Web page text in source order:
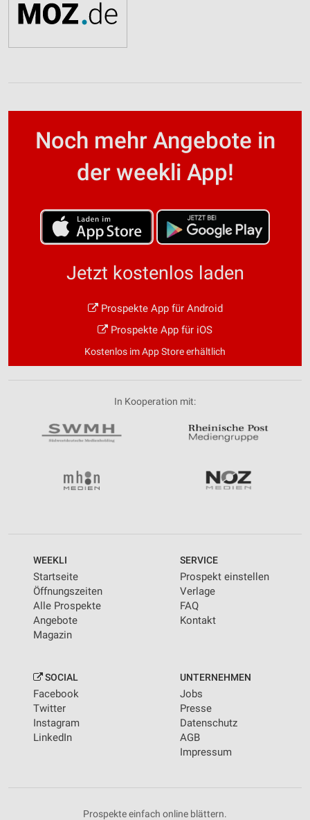
Noch mehr Angebote in
der weekli App!
Jetzt kostenlos laden
Prospekte App für Android
Prospekte App für iOS
Kostenlos im App Store erhältlich
In Kooperation mit:
WEEKLI
Startseite
Öffnungszeiten
Alle Prospekte
Angebote
Magazin
SERVICE
Prospekt einstellen
Verlage
FAQ
Kontakt
SOCIAL
Facebook
Twitter
Instagram
LinkedIn
UNTERNEHMEN
Jobs
Presse
Datenschutz
AGB
Impressum
Prospekte einfach online blättern.